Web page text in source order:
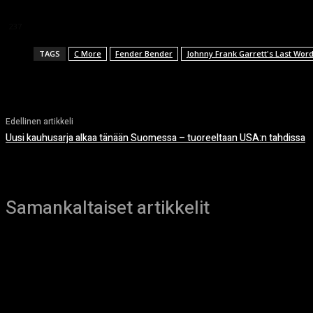
TAGS C More Fender Bender Johnny Frank Garrett's Last Word
Edellinen artikkeli
Uusi kauhusarja alkaa tänään Suomessa – tuoreeltaan USA:n tahdissa
Samankaltaiset artikkelit